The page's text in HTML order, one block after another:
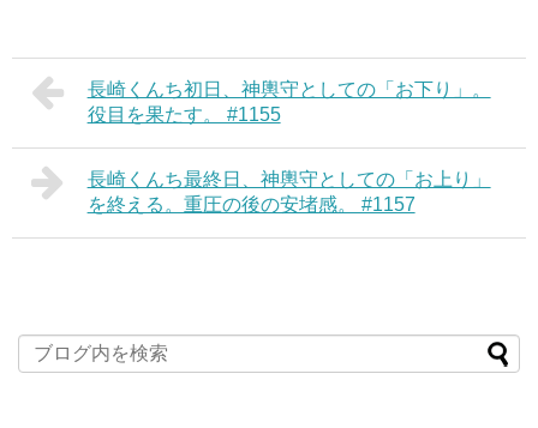
長崎くんち初日、神輿守としての「お下り」。
役目を果たす。 #1155
長崎くんち最終日、神輿守としての「お上り」
を終える。重圧の後の安堵感。 #1157